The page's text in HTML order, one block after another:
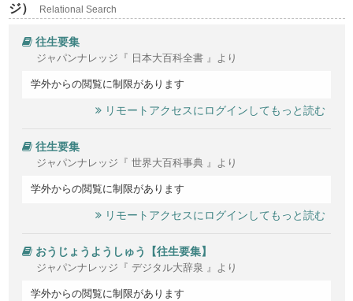
ジ）
Relational Search
往生要集
ジャパンナレッジ『 日本大百科全書 』より
学外からの閲覧に制限があります
リモートアクセスにログインしてもっと読む
往生要集
ジャパンナレッジ『 世界大百科事典 』より
学外からの閲覧に制限があります
リモートアクセスにログインしてもっと読む
おうじょうようしゅう【往生要集】
ジャパンナレッジ『 デジタル大辞泉 』より
学外からの閲覧に制限があります